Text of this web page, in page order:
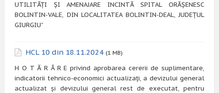
UTILITĂȚI ȘI AMENAJARE INCINTĂ SPITAL ORĂȘENESC
BOLINTIN-VALE, DIN LOCALITATEA BOLINTIN-DEAL, JUDEȚUL
GIURGIU”
HCL 10 din 18.11.2024 (1 MB)
H O T Ă R Â R E privind aprobarea cererii de suplimentare,
indicatorii tehnico-economici actualizați, a devizului general
actualizat și devizului general rest de executat, pentru